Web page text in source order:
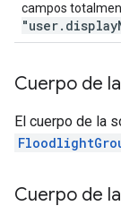
campos
Cuerpo de
El cuerpo de la
Cuerpo de